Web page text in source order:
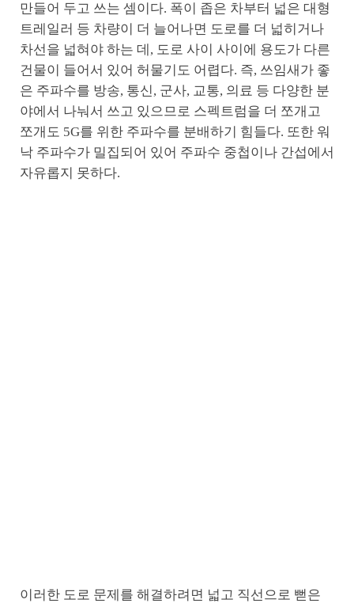
만들어 두고 쓰는 셈이다. 폭이 좁은 차부터 넓은 대형
트레일러 등 차량이 더 늘어나면 도로를 더 넓히거나
차선을 넓혀야 하는 데, 도로 사이 사이에 용도가 다른
건물이 들어서 있어 허물기도 어렵다. 즉, 쓰임새가 좋
은 주파수를 방송, 통신, 군사, 교통, 의료 등 다양한 분
야에서 나눠서 쓰고 있으므로 스펙트럼을 더 쪼개고
쪼개도 5G를 위한 주파수를 분배하기 힘들다. 또한 워
낙 주파수가 밀집되어 있어 주파수 중첩이나 간섭에서
자유롭지 못하다.
이러한 도로 문제를 해결하려면 넓고 직선으로 뻗은